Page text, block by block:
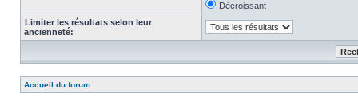
Décroissant
Limiter les résultats selon leur
ancienneté:
Accueil du forum